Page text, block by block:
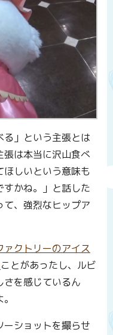
」という主張とは
は本当に沢山食べ
ほしいという意味も
かね。」と話した
、強烈なヒップア
ァクトリーのアイス
ことがあったし、ルビ
さを感じているん
ーショットを撮らせ